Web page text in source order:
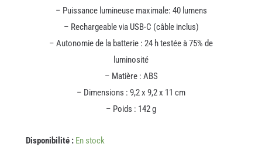
– Puissance lumineuse maximale: 40 lumens
– Rechargeable via USB-C (câble inclus)
– Autonomie de la batterie : 24 h testée à 75% de
luminosité
– Matière : ABS
– Dimensions : 9,2 x 9,2 x 11 cm
– Poids : 142 g
Disponibilité : En stock
quantité